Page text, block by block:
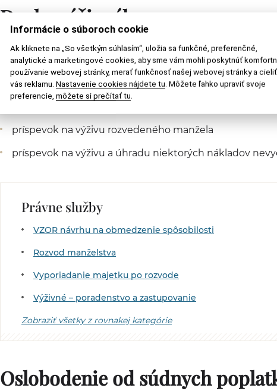
Druhy výživného
Ustanovenie sa vzťahuje na všetky druhy výživného, t.j. na:
vyživovaciu povinnosť: a) rodičov k deťom, b) detí k
príspevok na výživu rozvedeného manžela
príspevok na výživu a úhradu niektorých nákladov
Právne služby
VZOR návrhu na obmedzenie spôsobilosti
Rozvod manželstva
Vyporiadanie majetku po rozvode
Výživné – poradenstvo a zastupovanie
Zobraziť všetky z rovnakej kategórie
Oslobodenie od súdnych
Informácie o súboroch cookie
Ak kliknete na „So všetkým súhlasím“, uložia sa funkčné, preferenčné,
analytické a marketingové cookies, aby sme vám mohli poskytnúť
používanie webovej stránky, merať funkčnosť našej webovej stránky a cieliť
vás reklamu. Nastavenie cookies nájdete tu. Môžete ľahko upraviť svoje
preferencie, môžete si prečítať tu.